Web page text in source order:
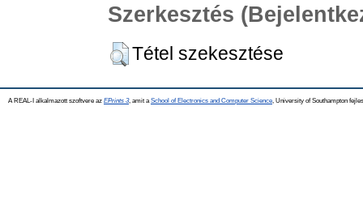
Szerkesztés
Tétel szekesztése
A REAL-I alkalmazott szoftvere az EPrints 3, amit a School of Electronics and Computer Science , University of Southampton